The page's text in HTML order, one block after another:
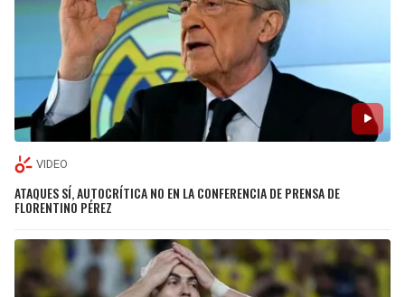
VIDEO
ATAQUES SÍ, AUTOCRÍTICA NO EN LA CONFERENCIA DE PRENSA DE
FLORENTINO PÉREZ